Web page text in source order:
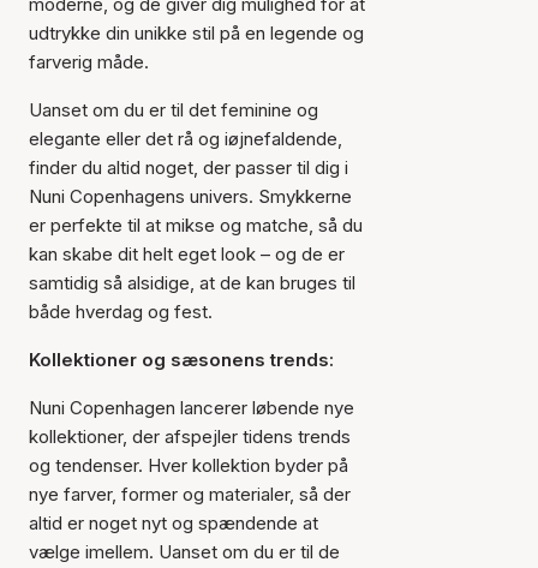
udtrykke din unikke stil på en legende og
farverig måde.
Uanset om du er til det feminine og
elegante eller det rå og iøjnefaldende,
finder du altid noget, der passer til dig i
Nuni Copenhagens univers. Smykkerne
er perfekte til at mikse og matche, så du
kan skabe dit helt eget look – og de er
samtidig så alsidige, at de kan bruges til
både hverdag og fest.
Kollektioner og sæsonens trends:
Nuni Copenhagen lancerer løbende nye
kollektioner, der afspejler tidens trends
og tendenser. Hver kollektion byder på
nye farver, former og materialer, så der
altid er noget nyt og spændende at
vælge imellem. Uanset om du er til de